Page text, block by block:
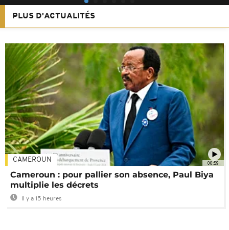
PLUS D'ACTUALITÉS
00:59
CAMEROUN
Cameroun : pour pallier son absence, Paul Biya
multiplie les décrets
Il y a 15 heures